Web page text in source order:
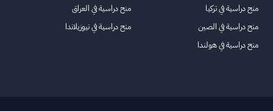
منح دراسية في تركيا
منح دراسية في الصين
منح دراسية في هولندا
منح دراسية في العراق
منح دراسية في نيوزيلاندا